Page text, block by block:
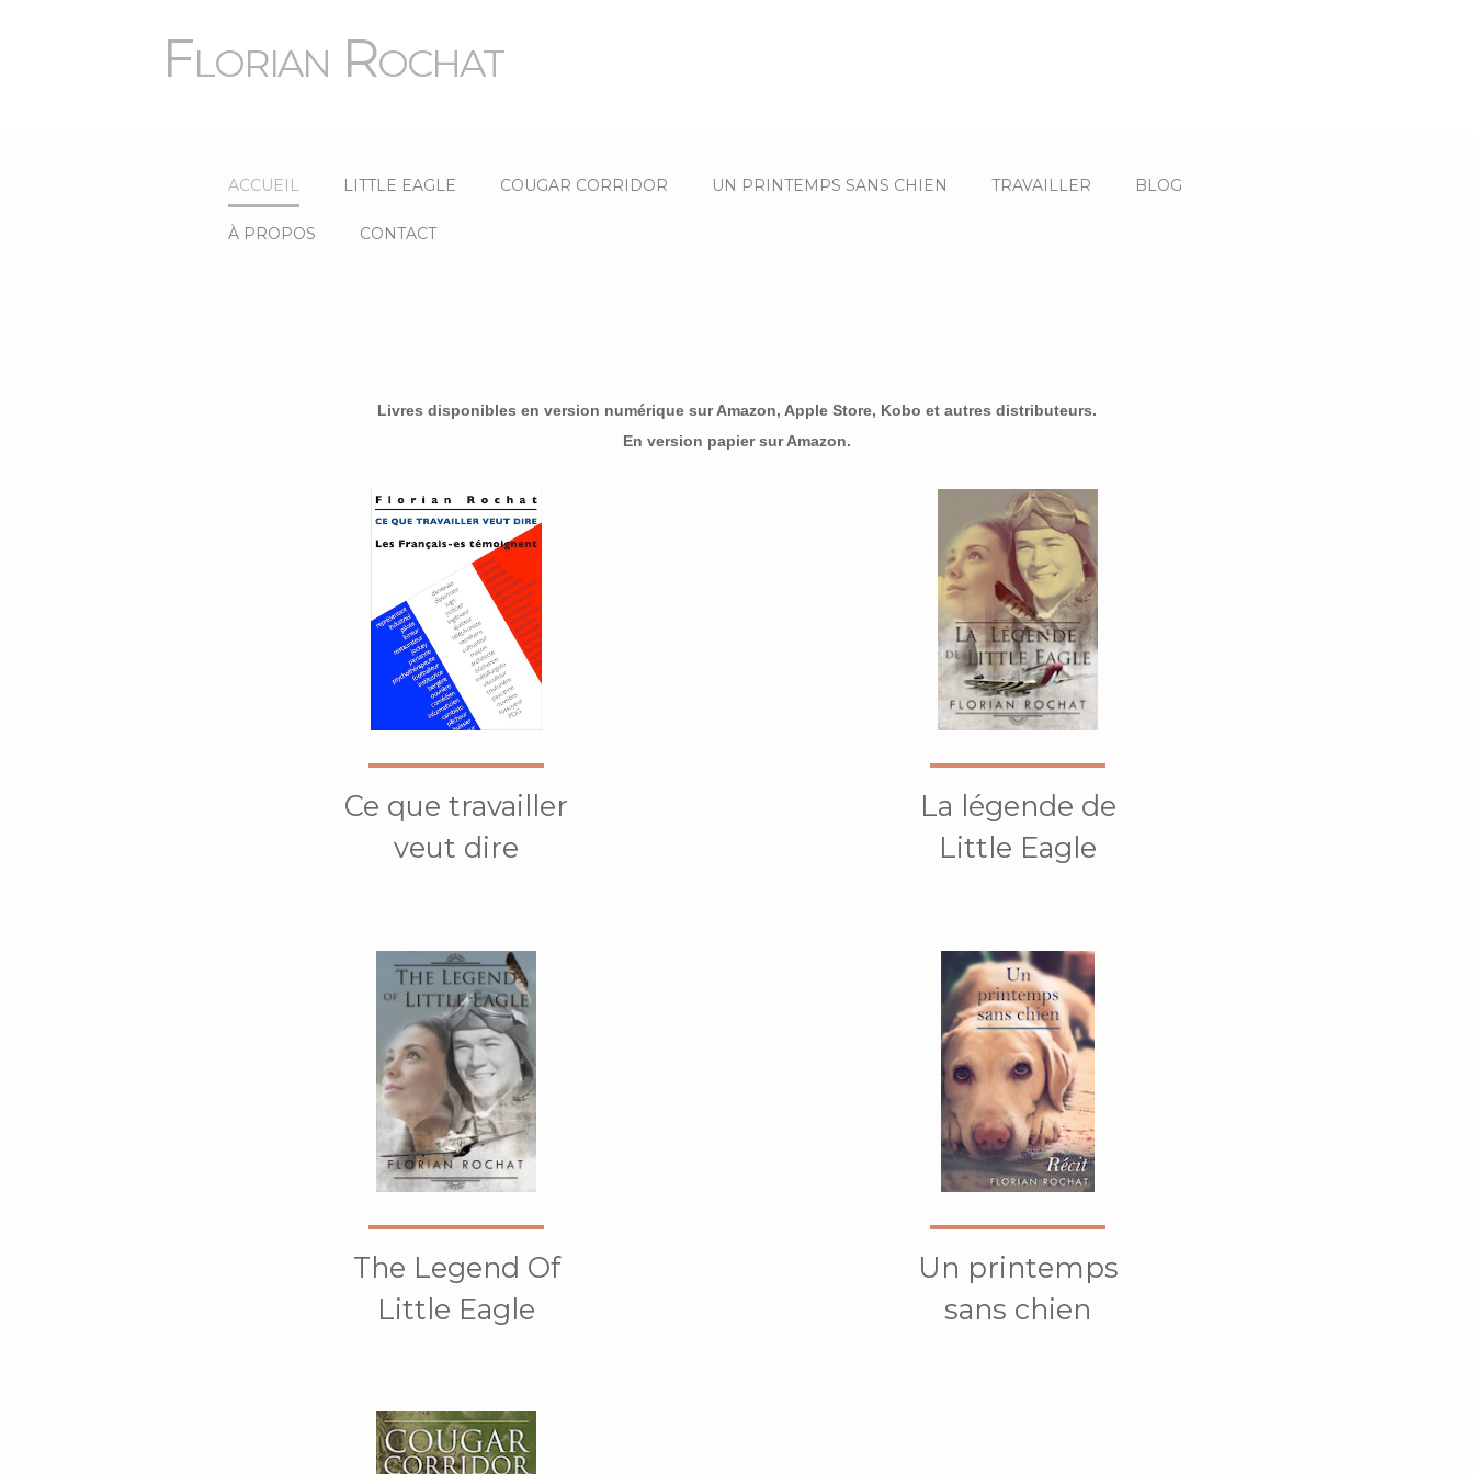
Florian Rochat
ACCUEIL LITTLE EAGLE COUGAR CORRIDOR UN PRINTEMPS SANS CHIEN TRAVAILLER BLOG
À PROPOS CONTACT
Livres disponibles en version numérique sur Amazon, Apple Store, Kobo et autres distributeurs.
En version papier sur Amazon.
Ce que travailler
veut dire
La légende de
Little Eagle
The Legend Of
Little Eagle
Un printemps
sans chien